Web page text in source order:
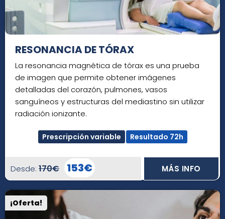
RESONANCIA DE TÓRAX
La resonancia magnética de tórax es una prueba
de imagen que permite obtener imágenes
detalladas del corazón, pulmones, vasos
sanguíneos y estructuras del mediastino sin utilizar
radiación ionizante.
Prescripción variable Resultado 72h
Desde: 170€ 153€ MÁS INFO
¡Oferta!